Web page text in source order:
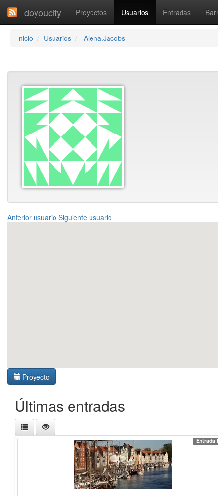
doyoucity Proyectos Usuarios Entradas
Inicio Usuarios Alena.Jacobs
Anterior usuario Siguiente usuario
Proyecto
Últimas entradas
Entrada